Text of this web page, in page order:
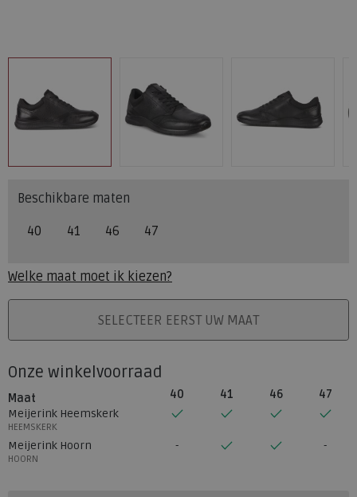
Beschikbare maten
40 41 46 47
Welke maat moet ik kiezen?
PLAATS IN WINKELMANDSELECTEER EERST UW MAAT
Onze winkelvoorraad
Maat 40 41 46
47
Meijerink Heemskerk
HEEMSKERK
Meijerink Hoorn
HOORN